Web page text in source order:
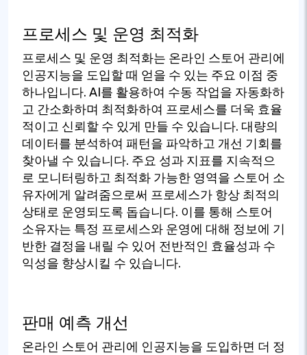
프로세스 및 운영 최적화
프로세스 및 운영 최적화는 온라인 스토어 관리에
인공지능을 도입할 때 얻을 수 있는 주요 이점 중
하나입니다. AI를 활용하여 수동 작업을 자동화하
고 간소화하며 최적화하여 프로세스를 더욱 효율
적이고 신뢰할 수 있게 만들 수 있습니다. 대량의
데이터를 분석하여 패턴을 파악하고 개선 기회를
찾아낼 수 있습니다. 주요 성과 지표를 지속적으
로 모니터링하고 최적화 가능한 영역을 스토어 소
유자에게 알려줌으로써 프로세스가 항상 최적의
상태로 운영되도록 돕습니다. 이를 통해 스토어
소유자는 특정 프로세스와 운영에 대해 정보에 기
반한 결정을 내릴 수 있어 전반적인 효율성과 수
익성을 향상시킬 수 있습니다.
판매 예측 개선
온라인 스토어 관리에 인공지능을 도입하면 더 정